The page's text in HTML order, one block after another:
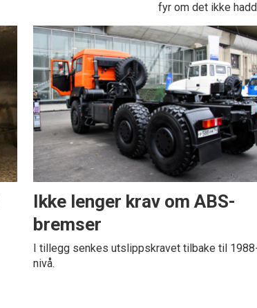
fyr om det ikke
Ikke lenger krav om ABS-
bremser
I tillegg senkes utslippskravet tilbake til
nivå.